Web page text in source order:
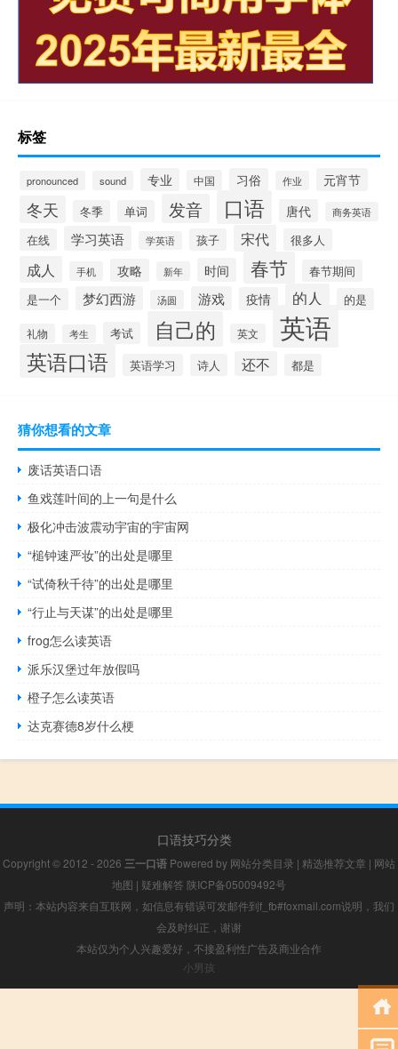
标签
pronounced sound 专业 中国 习俗 作业 元宵节
冬天 冬季 单词 发音 口语 唐代 商务英语
在线 学习英语 学英语 孩子 宋代 很多人
成人 手机 攻略 新年 时间 春节
春节期间
是一个
梦幻西游 汤圆 游戏 疫情 的人 的是
礼物 考生 考试 自己的 英文 英语
英语口语 英语学习 诗人 还不 都是
猜你想看的文章
废话英语口语
鱼戏莲叶间的上一句是什么
极化冲击波震动宇宙的宇宙网
“槌钟速严妆”的出处是哪里
“试倚秋千待”的出处是哪里
“行止与天谋”的出处是哪里
frog怎么读英语
派乐汉堡过年放假吗
橙子怎么读英语
达克赛德8岁什么梗
口语技巧分类
Copyright © 2012 - 2026 三一口语 Powered by 网站分类目录 | 精选推荐文章 | 网站
地图 | 疑难解答 陕ICP备05009492号
声明：本站内容来自互联网，如信息有错误可发邮件到f_fb#foxmail.com说明，我们
会及时纠正，谢谢
本站仅为个人兴趣爱好，不接盈利性广告及商业合作
小男孩